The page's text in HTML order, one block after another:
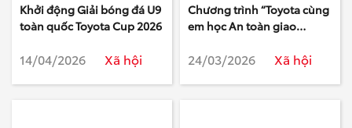
Khởi động Giải bóng đá U9
toàn quốc Toyota Cup 2026
14/04/2026 Xã hội
Chương trình “Toyota cùng
em học An toàn giao
2026 tiếp tục góp phần
24/03/2026 Xã hội